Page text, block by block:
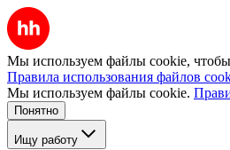
Мы используем файлы cookie, чтобы
Правила использования файлов
Мы используем файлы cookie.
Понятно
Ищу работу